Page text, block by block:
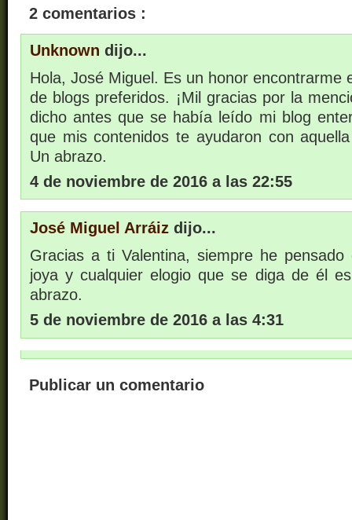
2 comentarios :
Unknown dijo...
Hola, José Miguel. Es un honor encontrarme
de blogs preferidos. ¡Mil gracias por la
dicho antes que se había leído mi blog
que mis contenidos te ayudaron con
Un abrazo.
4 de noviembre de 2016 a las 22:55
José Miguel Arráiz dijo...
Gracias a ti Valentina, siempre he
joya y cualquier elogio que se diga de él
abrazo.
5 de noviembre de 2016 a las 4:31
Publicar un comentario